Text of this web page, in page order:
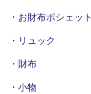
・お財布ポシェット
・リュック
・財布
・小物